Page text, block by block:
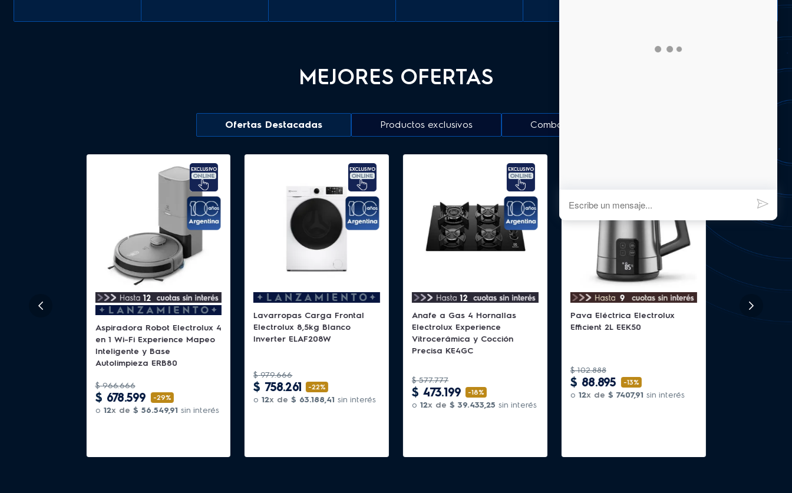
MEJORES OFERTAS
Ofertas Destacadas Productos exclusivos Combos
Aspiradora Robot Electrolux 4
en 1 Wi-Fi Experience Mapeo
Inteligente y Base
Autolimpieza ERB80
$ 966.666
$ 678.599 -29%
o 12x de $ 56.549,91 sin interés
Lavarropas Carga Frontal
Electrolux 8,5kg Blanco
Inverter ELAF208W
$ 979.666
$ 758.261 -22%
o 12x de $ 63.188,41 sin interés
Anafe a Gas 4 Hornallas
Electrolux Experience
Vitrocerámica y Cocción
Precisa KE4GC
$ 577.777
$ 473.199 -18%
o 12x de $ 39.433,25 sin interés
Pava Eléctrica Electrolux
Efficient 2L EEK50
$ 102.888
$ 88.895 -13%
o 12x de $ 7407,91 sin interés